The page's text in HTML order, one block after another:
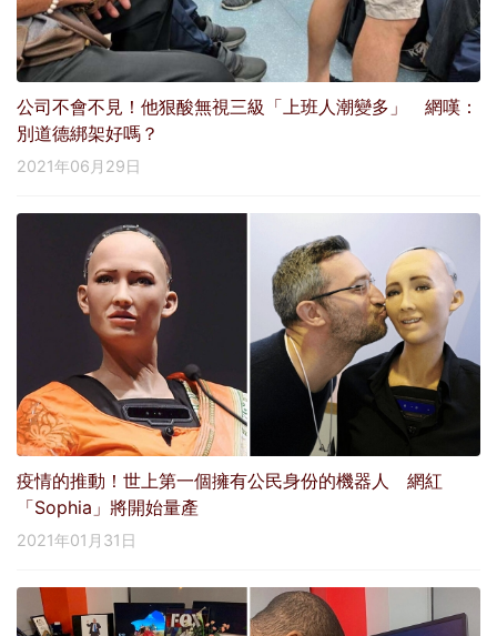
公司不會不見！他狠酸無視三級「上班人潮變多」 網嘆：
別道德綁架好嗎？
2021年06月29日
疫情的推動！世上第一個擁有公民身份的機器人 網紅
「Sophia」將開始量產
2021年01月31日